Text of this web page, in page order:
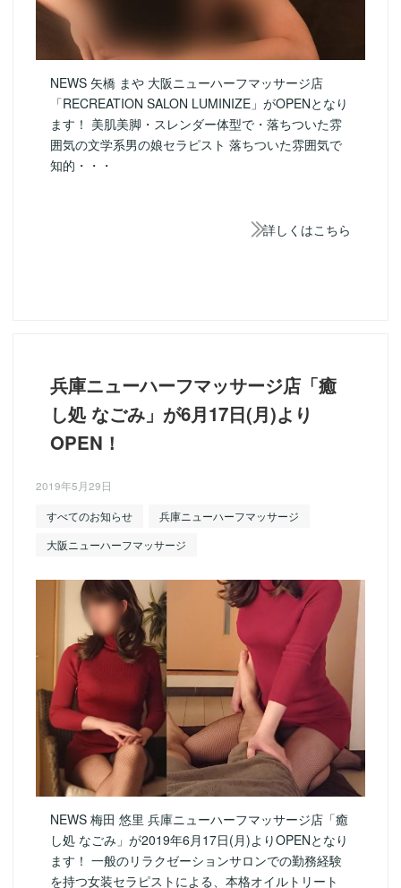
NEWS 矢橋 まや 大阪ニューハーフマッサージ店
「RECREATION SALON LUMINIZE」がOPENとなり
ます！ 美肌美脚・スレンダー体型で・落ちついた雰
囲気の文学系男の娘セラピスト 落ちついた雰囲気で
知的・・・
詳しくはこちら
兵庫ニューハーフマッサージ店「癒
し処 なごみ」が6月17日(月)より
OPEN！
2019年5月29日
すべてのお知らせ
兵庫ニューハーフマッサージ
大阪ニューハーフマッサージ
NEWS 梅田 悠里 兵庫ニューハーフマッサージ店「癒
し処 なごみ」が2019年6月17日(月)よりOPENとなり
ます！ 一般のリラクゼーションサロンでの勤務経験
を持つ女装セラピストによる、本格オイルトリート